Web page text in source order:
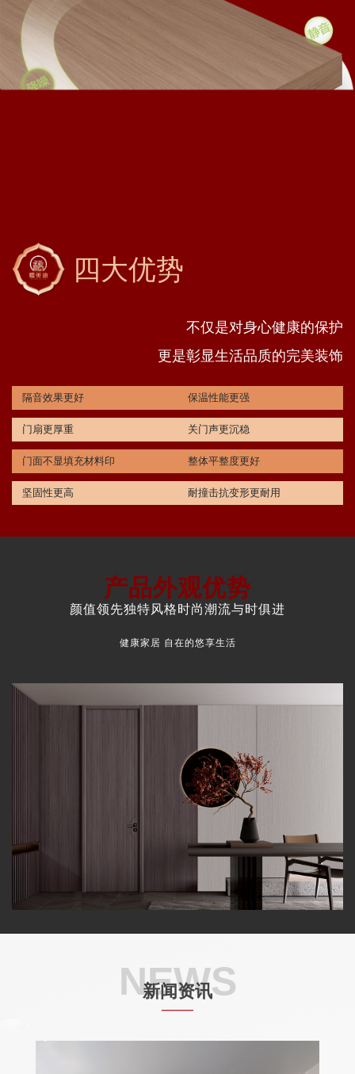
四大优势
不仅是对身心健康的保护
更是彰显生活品质的完美装饰
隔音效果更好 保温性能更强
门扇更厚重 关门声更沉稳
门面不显填充材料印 整体平整度更好
坚固性更高 耐撞击抗变形更耐用
产品外观优势
颜值领先独特风格时尚潮流与时俱进
健康家居 自在的悠享生活
NEWS
新闻资讯
——